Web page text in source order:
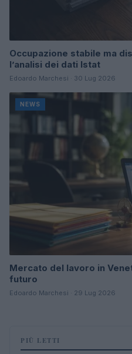
Occupazione stabile ma
l’analisi dei dati Istat
Edoardo Marchesi · 30 Lug 2026
NEWS
Mercato del lavoro in
futuro
Edoardo Marchesi · 29 Lug 2026
PIÙ LETTI